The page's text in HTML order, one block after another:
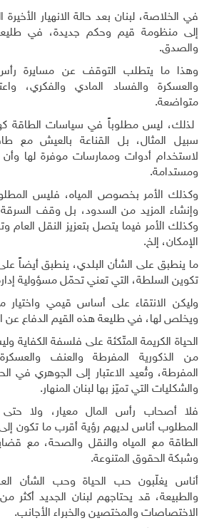
في الخلاصة، لبنان بعد حالة الانهيار
إلى منظومة قيم وحكم جديدة، في
والصدق.
وهذا ما يتطلب التوقف عن مسايرة رأس
والعسكرة والفساد المادي والفكري،
متواضعة.
سبيل المثال، بل القناعة بالعيش مع
لاستخدام أدوات وممارسات موفرة لها
ومستدامة.
وكذلك الأمر بخصوص المياه، فليس
وإنشاء المزيد من السدود، بل وقف السرقة
وكذلك الأمر فيما يتصل بتعزيز النقل العام
الإمكان، إلخ.
ما ينطبق على الشأن البلدي، ينطبق أيضاً على
تكوين السلطة، التي تعني تحمّل مسؤولية
وليكن الانتقاء على أساس قيمي واختيار
ويخلص لها، في طليعة هذه القيم الدفاع عن
الحياة الكريمة المتّكئة على فلسفة الكفاية
من الذكورية المفرطة والعنف والعسكرة
المفرطة، وتُعيد الاعتبار إلى الجوهري في
والشكليات التي تميّز بها لبنان المنهار.
فلا أصحاب رأس المال معيار، ولا
المطلوب أناس لديهم رؤية أقرب ما تكون
الطاقة مع المياه والنقل والصحة، مع
وشبكة الحقوق المتنوعة.
أناس يغلّبون حب الحياة وحب الشأن
والطبيعة، قد يحتاجهم لبنان الجديد أكثر
الاختصاصات والمختصين والخبراء الأجانب.